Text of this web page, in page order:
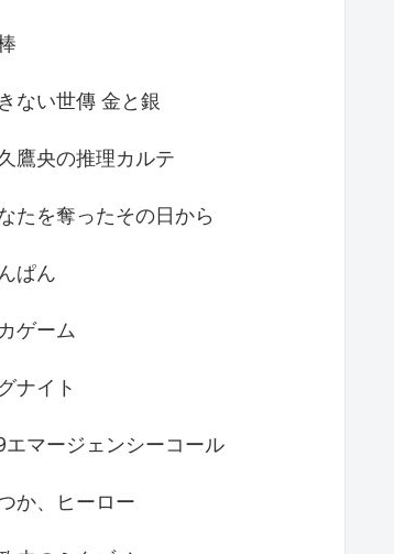
ない世傳 金と銀
鷹央の推理カルテ
たを奪ったその日から
ぱん
ゲーム
ナイト
エマージェンシーコール
か、ヒーロー